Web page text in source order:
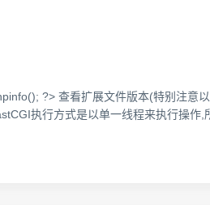
?> 查看扩展文件版本(特别注
执行方式是以单一线程来执行操